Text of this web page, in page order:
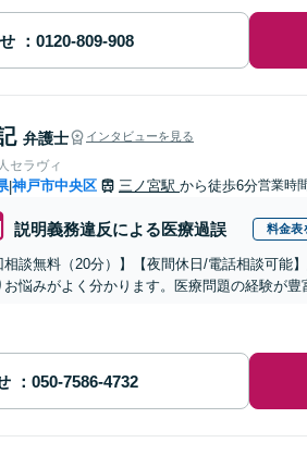
弁護士 インタビューを見る
セラヴィ
|神戸市中央区 三ノ宮駅 から徒歩6分営業時
説明義務違反による医療過誤 料金表
相談無料（20分）】【夜間休日/電話相談可
お悩みがよく分かります。医療問題の経験が豊